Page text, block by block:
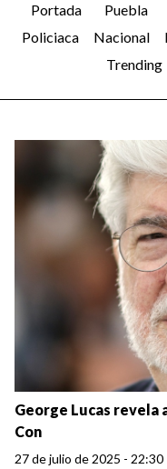
Portada Puebla
Policiaca
Nacional
Trending
George Lucas revela
Con
27 de julio de 2025 - 22:30